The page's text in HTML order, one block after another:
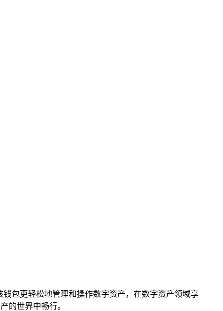
钱包更轻松地管理和操作数字资产，在数字资产领域享
的世界中畅行。